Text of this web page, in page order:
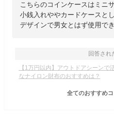
こちらのコインケースはミニ
小銭入れややカードケースと
デザインで男女とはず使用で
回答され
【1万円以内】アウトドアシーンで
なナイロン財布のおすすめは？
全てのおすすめ